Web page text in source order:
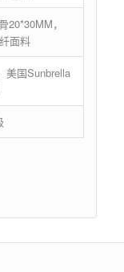
20*30MM，
面料
美国Sunbrella